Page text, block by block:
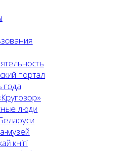
портал
года
люди
музей
кнігі